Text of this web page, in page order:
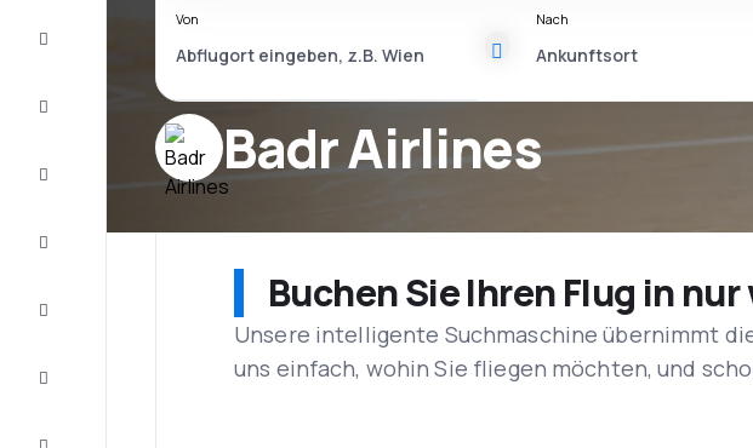
Badr Airlines
Von Nach
Buchen Sie Ihren Flug in
Unsere intelligente Suchmaschine übernimmt
uns einfach, wohin Sie fliegen möchten, und